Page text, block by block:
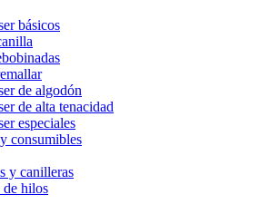
básicos
de algodón
de alta tenacidad
especiales
consumibles
y canilleras
de hilos